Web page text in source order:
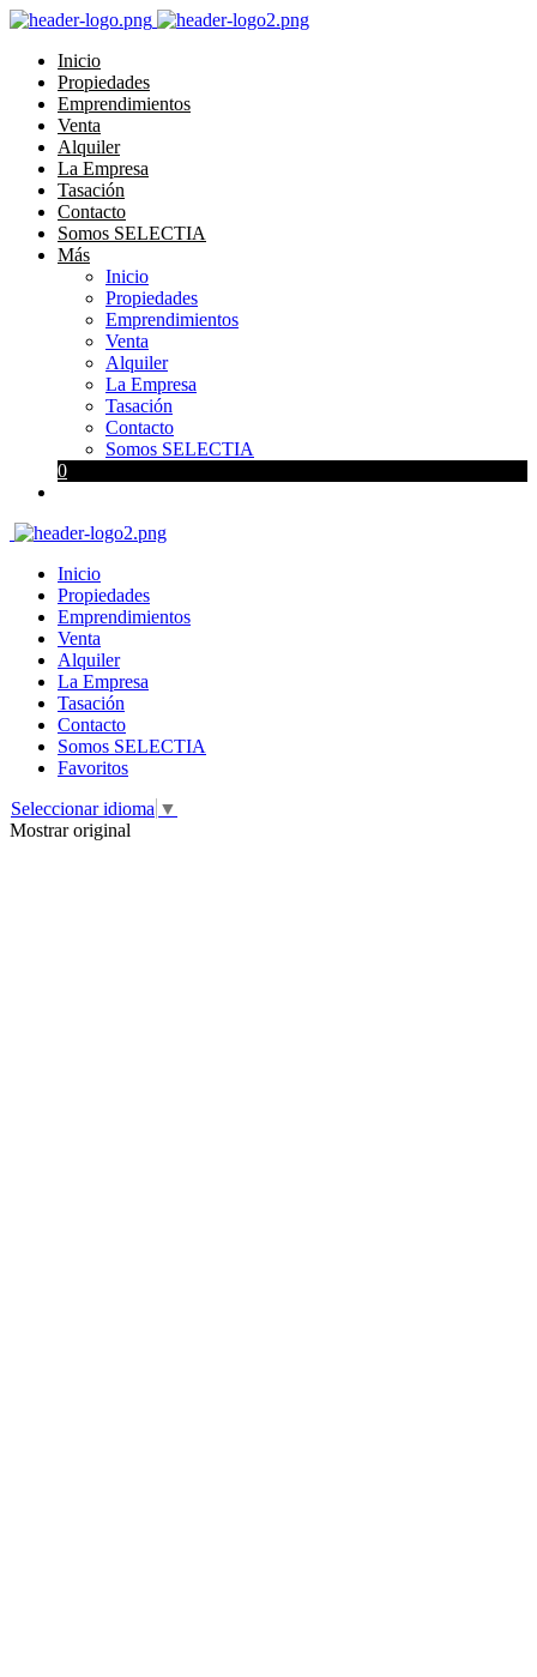
Inicio
Propiedades
Emprendimientos
Venta
Alquiler
La Empresa
Tasación
Contacto
Somos SELECTIA
Más
Inicio
Propiedades
Emprendimientos
Venta
Alquiler
La Empresa
Tasación
Contacto
Somos SELECTIA
0
Inicio
Propiedades
Emprendimientos
Venta
Alquiler
La Empresa
Tasación
Contacto
Somos SELECTIA
Favoritos
Seleccionar idioma ▼
Mostrar original